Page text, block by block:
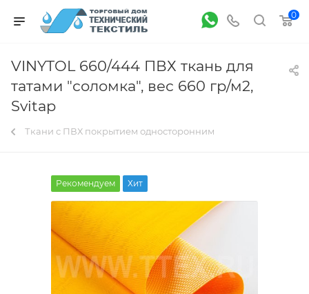
0
VINYTOL 660/444 ПВХ ткань для
татами "соломка", вес 660 гр/м2,
Svitap
Ткани с ПВХ покрытием односторонним
Рекомендуем Хит